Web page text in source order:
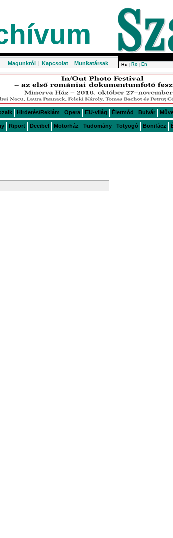
Magunkról | Kapcsolat | Munkatársak Hu Ro En
Hirdetés/Reklám Opera EU-világ Életmód Bulvár
Riport Decibel Motorház Tudomány Totyogó Bonifácz